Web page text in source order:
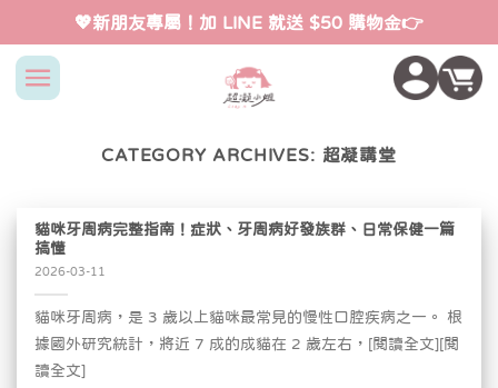
content
💖新朋友專屬！加 LINE 就送 $50 購物金👉
CATEGORY ARCHIVES: 超凝講堂
貓咪牙周病完整指南！症狀、牙周病好發族群、日常保健一篇
搞懂
2026-03-11
貓咪牙周病，是 3 歲以上貓咪最常見的慢性口腔疾病之一。 根
據國外研究統計，將近 7 成的成貓在 2 歲左右，[閱讀全文][閱
讀全文]